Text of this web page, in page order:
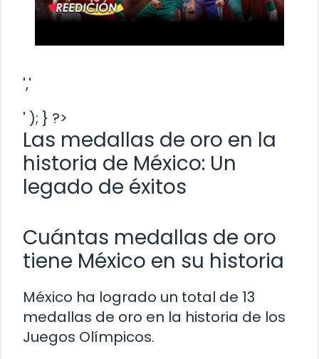
','
' ); } ?>
Las medallas de oro en la
historia de México: Un
legado de éxitos
Cuántas medallas de oro
tiene México en su historia
México ha logrado un total de 13
medallas de oro en la historia de los
Juegos Olímpicos.